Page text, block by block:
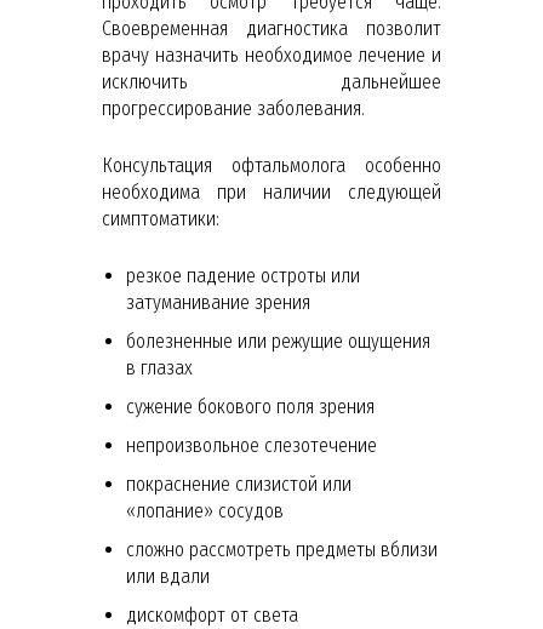
Своевременная диагностика позволит
врачу назначить необходимое лечение и
исключить дальнейшее
прогрессирование заболевания.
Консультация офтальмолога особенно
необходима при наличии следующей
симптоматики:
резкое падение остроты или
затуманивание зрения
болезненные или режущие ощущения
в глазах
сужение бокового поля зрения
непроизвольное слезотечение
покраснение слизистой или
«лопание» сосудов
сложно рассмотреть предметы вблизи
или вдали
дискомфорт от света